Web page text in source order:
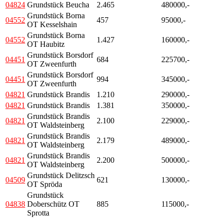
04824 Grundstück Beucha 2.465
480000,-
04552
Grundstück Borna
OT Kesselshain
457 95000,-
04552
Grundstück Borna
OT Haubitz
1.427 160000,-
04451
Grundstück Borsdorf
OT Zweenfurth
684 225700,-
04451
Grundstück Borsdorf
OT Zweenfurth
994
345000,-
04821 Grundstück Brandis 1.210
290000,-
04821 Grundstück Brandis 1.381
350000,-
04821
Grundstück Brandis
OT Waldsteinberg
2.100 229000,-
04821
Grundstück Brandis
OT Waldsteinberg
2.179 489000,-
04821
Grundstück Brandis
OT Waldsteinberg
2.200 500000,-
04509
Grundstück Delitzsch
OT Spröda
621 130000,-
04838
Grundstück
Doberschütz OT
Sprotta
885 115000,-